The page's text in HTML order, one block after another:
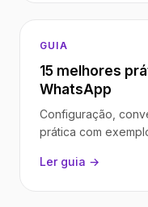
GUIA
15 melhores
WhatsApp
Configuração,
prática com
Ler guia →